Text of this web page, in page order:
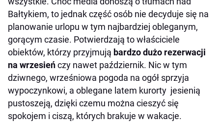
Bałtykiem, to jednak część osób nie decyduje się na
planowanie urlopu w tym najbardziej obleganym,
gorącym czasie. Potwierdzają to właściciele
obiektów, którzy przyjmują bardzo dużo rezerwacji
na wrzesieńczy nawet październik. Nic w tym
dziwnego, wrześniowa pogoda na ogół sprzyja
wypoczynkowi, a oblegane latem kurorty jesienią
pustoszeją, dzięki czemu można cieszyć się
spokojem i ciszą, których brakuje w wakacje.